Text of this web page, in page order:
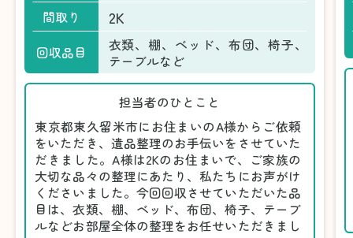
間取り 2K
回収品目
衣類、棚、ベッド、布団、椅子、
テーブルなど
担当者のひとこと
東京都東久留米市にお住まいのA様からご依頼
をいただき、遺品整理のお手伝いをさせていた
だきました。A様は2Kのお住まいで、ご家族の
大切な品々の整理にあたり、私たちにお声がけ
くださいました。今回回収させていただいた品
目は、衣類、棚、ベッド、布団、椅子、テーブ
ルなどお部屋全体の整理をお任せいただきまし